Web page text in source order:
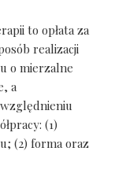
to opłata za
realizacji
o mierzalne
a
(1)
(2) forma oraz